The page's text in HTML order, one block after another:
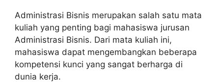
Administrasi Bisnis merupakan salah satu mata
kuliah yang penting bagi mahasiswa jurusan
Administrasi Bisnis. Dari mata kuliah ini,
mahasiswa dapat mengembangkan beberapa
kompetensi kunci yang sangat berharga di
dunia kerja.